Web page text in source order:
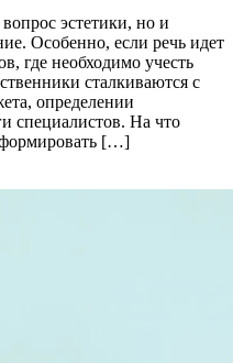
эстетики, но и
Особенно, если речь идет
где необходимо учесть
сталкиваются с
определении
специалистов. На что
[…]